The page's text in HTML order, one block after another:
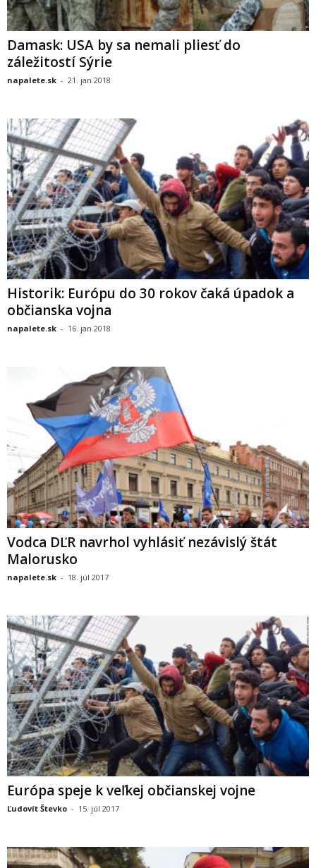
Damask: USA by sa nemali pliesť do
záležitostí Sýrie
napalete.sk - 21. jan 2018
Historik: Európu do 30 rokov čaká úpadok a
občianska vojna
napalete.sk - 16. jan 2018
Vodca DĽR navrhol vyhlásiť nezávislý štát
Malorusko
napalete.sk - 18. júl 2017
Európa speje k veľkej občianskej vojne
Ľudovít Števko - 15. júl 2017